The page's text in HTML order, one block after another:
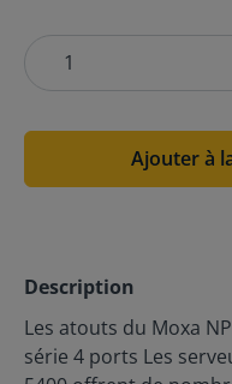
Ajouter à
Description
Les atouts du Moxa
série 4 ports Les